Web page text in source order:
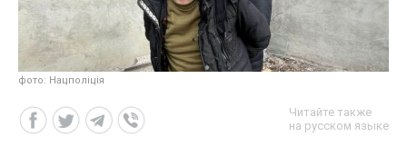
фото: Нацполіція
Читайте также
на русском языке